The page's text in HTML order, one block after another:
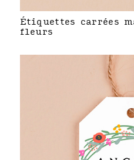
Étiquettes carrées
fleurs